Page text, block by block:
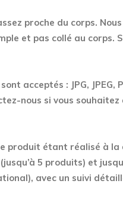
proche du corps.
et pas collé au corps.
acceptés : JPG,
nous si vous
produit étant réalisé à
5 produits) et
avec un suivi